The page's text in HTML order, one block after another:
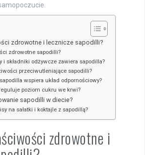
zdrowotne i lecznicze sapodilli?
zdrowotne sapodilli?
i składniki odżywcze zawiera sapodilla?
przeciwutleniające sapodilli?
wspiera układ odpornościowy?
poziom cukru we krwi?
sapodilli w diecie?
na sałatki i koktajle z sapodillą?
zdrowotne i